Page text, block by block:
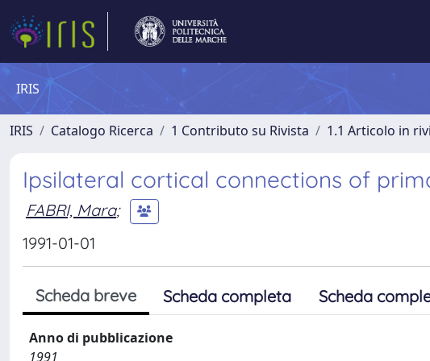
IRIS
IRIS Catalogo Ricerca 1 Contributo su Rivista 1.1 Articolo in
Ipsilateral cortical connections of
FABRI, Mara;
1991-01-01
Scheda breve Scheda completa Scheda
Anno di pubblicazione
1991